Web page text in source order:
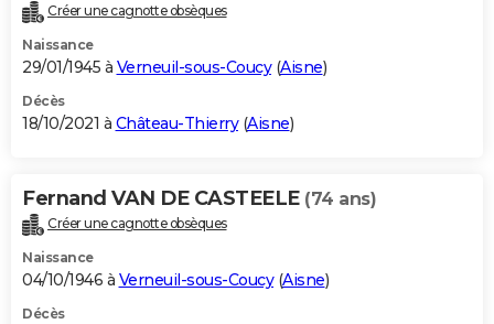
Créer une cagnotte obsèques
Naissance
29/01/1945 à Verneuil-sous-Coucy(Aisne)
Décès
18/10/2021 à Château-Thierry(Aisne)
Fernand VAN DE CASTEELE (74 ans)
Créer une cagnotte obsèques
Naissance
04/10/1946 à Verneuil-sous-Coucy(Aisne)
Décès